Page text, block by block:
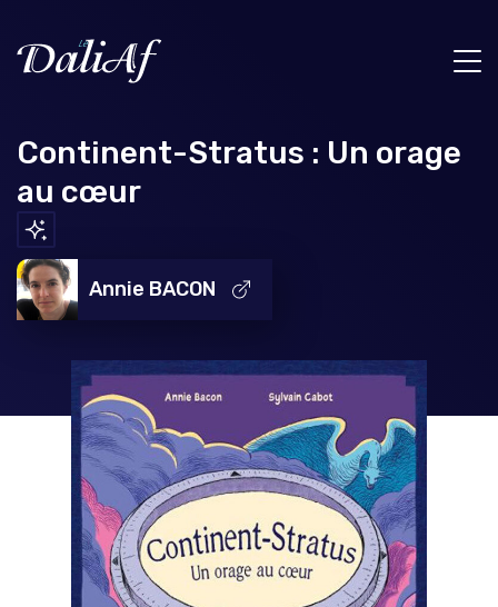
Continent-Stratus : Un orage
au cœur
Annie BACON